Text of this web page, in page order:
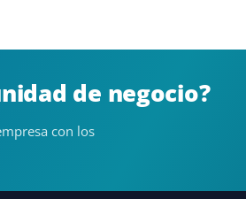
de negocio?
con los